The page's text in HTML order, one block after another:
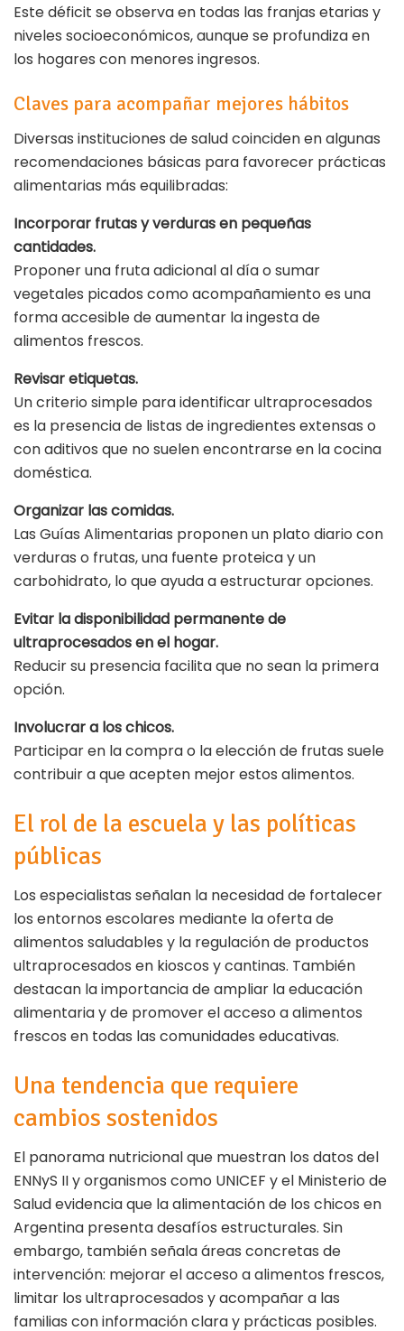
Este déficit se observa en todas las franjas etarias y
niveles socioeconómicos, aunque se profundiza en
los hogares con menores ingresos.
Claves para acompañar mejores hábitos
Diversas instituciones de salud coinciden en algunas
recomendaciones básicas para favorecer prácticas
alimentarias más equilibradas:
Incorporar frutas y verduras en pequeñas
cantidades.
Proponer una fruta adicional al día o sumar
vegetales picados como acompañamiento es una
forma accesible de aumentar la ingesta de
alimentos frescos.
Revisar etiquetas.
Un criterio simple para identificar ultraprocesados
es la presencia de listas de ingredientes extensas o
con aditivos que no suelen encontrarse en la cocina
doméstica.
Organizar las comidas.
Las Guías Alimentarias proponen un plato diario con
verduras o frutas, una fuente proteica y un
carbohidrato, lo que ayuda a estructurar opciones.
Evitar la disponibilidad permanente de
ultraprocesados en el hogar.
Reducir su presencia facilita que no sean la primera
opción.
Involucrar a los chicos.
Participar en la compra o la elección de frutas suele
contribuir a que acepten mejor estos alimentos.
El rol de la escuela y las políticas
públicas
Los especialistas señalan la necesidad de fortalecer
los entornos escolares mediante la oferta de
alimentos saludables y la regulación de productos
ultraprocesados en kioscos y cantinas. También
destacan la importancia de ampliar la educación
alimentaria y de promover el acceso a alimentos
frescos en todas las comunidades educativas.
Una tendencia que requiere
cambios sostenidos
El panorama nutricional que muestran los datos del
ENNyS II y organismos como UNICEF y el Ministerio de
Salud evidencia que la alimentación de los chicos en
Argentina presenta desafíos estructurales. Sin
embargo, también señala áreas concretas de
intervención: mejorar el acceso a alimentos frescos,
limitar los ultraprocesados y acompañar a las
familias con información clara y prácticas posibles.